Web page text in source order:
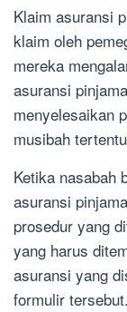
Klaim asuransi
klaim oleh
mereka
asuransi
menyelesaikan
musibah
Ketika nasabah
asuransi
prosedur yang
yang harus
asuransi yang
formulir tersebut.